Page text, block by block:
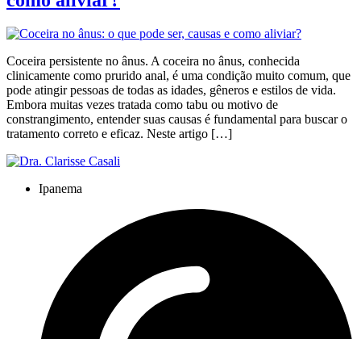
Coceira persistente no ânus. A coceira no ânus, conhecida
clinicamente como prurido anal, é uma condição muito comum, que
pode atingir pessoas de todas as idades, gêneros e estilos de vida.
Embora muitas vezes tratada como tabu ou motivo de
constrangimento, entender suas causas é fundamental para buscar o
tratamento correto e eficaz. Neste artigo […]
Ipanema